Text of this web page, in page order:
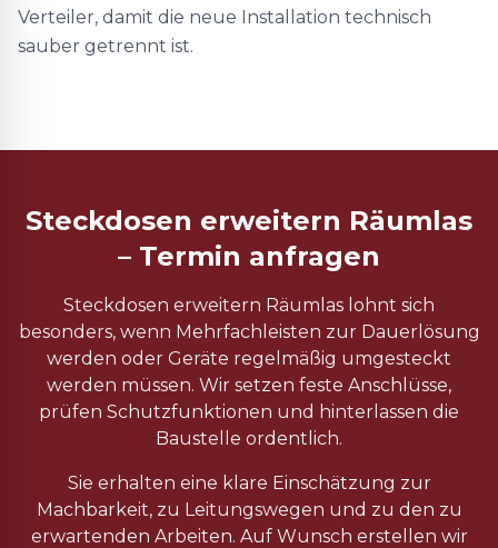
Verteiler, damit die neue Installation technisch
sauber getrennt ist.
Steckdosen erweitern Räumlas
– Termin anfragen
Steckdosen erweitern Räumlas lohnt sich
besonders, wenn Mehrfachleisten zur Dauerlösung
werden oder Geräte regelmäßig umgesteckt
werden müssen. Wir setzen feste Anschlüsse,
prüfen Schutzfunktionen und hinterlassen die
Baustelle ordentlich.
Sie erhalten eine klare Einschätzung zur
Machbarkeit, zu Leitungswegen und zu den zu
erwartenden Arbeiten. Auf Wunsch erstellen wir